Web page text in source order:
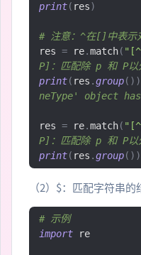
print( res)
# 注意：^在[]中表
res = re.match(
P]：匹配除 p 和 P
print( res .group())
neType' object
res = re.match(
P]：匹配除 p 和 P
print( res .group())
（2）$：匹配字符串的
# 示例
import re